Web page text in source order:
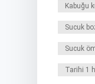
Kabuğu
Sucuk
Sucuk
Tarihi 1